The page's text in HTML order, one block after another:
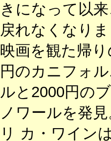
きになって以
戻れなくなり
映画を観た帰
円のカニフォ
ルと2000円の
ノワールを発
リ カ・ワイン